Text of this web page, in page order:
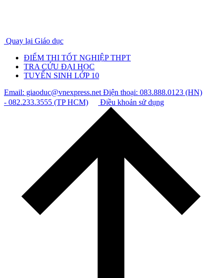
Quay lại Giáo dục
ĐIỂM THI TỐT NGHIỆP THPT
TRA CỨU ĐẠI HỌC
TUYỂN SINH LỚP 10
Email: giaoduc@vnexpress.netĐiện thoại: 083.888.0123 (HN)
- 082.233.3555 (TP HCM)
Điều khoản sử dụng